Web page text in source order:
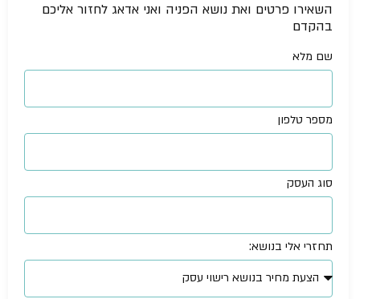
השאירו פרטים ואת נושא הפניה ואני אדאג לחזור אליכם
בהקדם
שם מלא
מספר טלפון
סוג העסק
תחזרי אלי בנושא: